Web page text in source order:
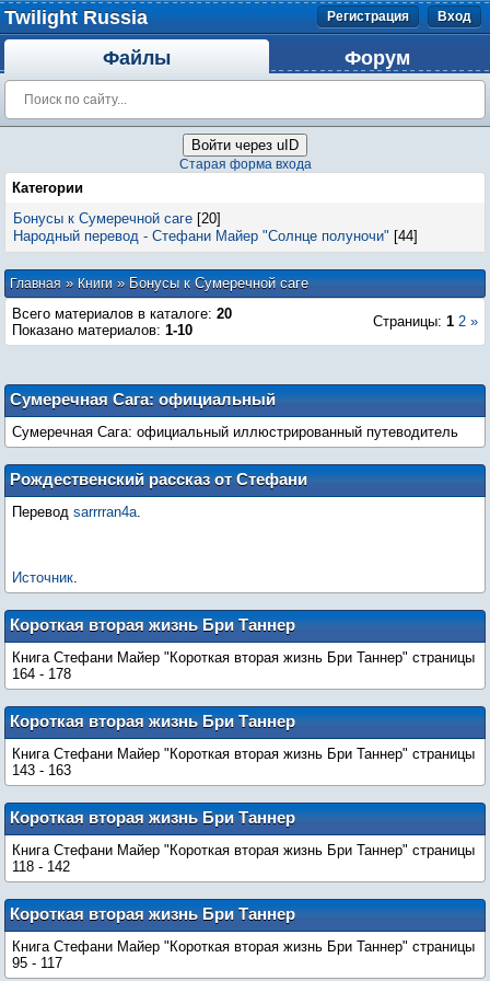
Twilight Russia Регистрация Вход
Файлы Форум
Войти через uID
Старая форма входа
Категории
Бонусы к Сумеречной саге [20]
Народный перевод - Стефани Майер "Солнце полуночи" [44]
Главная»Книги» Бонусы к Сумеречной саге
Всего материалов в каталоге: 20
Показано материалов: 1-10
Страницы: 1 2 »
Сумеречная Сага: официальный
иллюстрированный путеводитель
Сумеречная Сага: официальный иллюстрированный путеводитель
Рождественский рассказ от Стефани
Майер: "Герой в супермаркете"
Перевод sarrrran4a.
Источник.
Короткая вторая жизнь Бри Таннер
(страницы 164-178)
Книга Стефани Майер "Короткая вторая жизнь Бри Таннер" страницы
164 - 178
Короткая вторая жизнь Бри Таннер
(страницы 143-163)
Книга Стефани Майер "Короткая вторая жизнь Бри Таннер" страницы
143 - 163
Короткая вторая жизнь Бри Таннер
(страницы 118-142)
Книга Стефани Майер "Короткая вторая жизнь Бри Таннер" страницы
118 - 142
Короткая вторая жизнь Бри Таннер
(страницы 95-117)
Книга Стефани Майер "Короткая вторая жизнь Бри Таннер" страницы
95 - 117